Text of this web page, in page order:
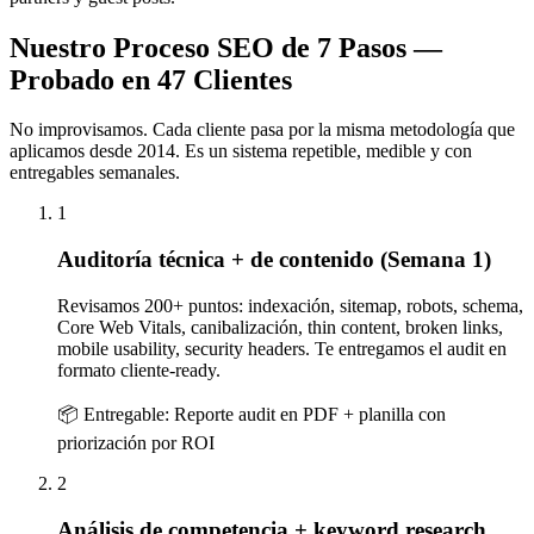
Nuestro Proceso SEO de 7 Pasos —
Probado en 47 Clientes
No improvisamos. Cada cliente pasa por la misma metodología que
aplicamos desde 2014. Es un sistema repetible, medible y con
entregables semanales.
1
Auditoría técnica + de contenido (Semana 1)
Revisamos 200+ puntos: indexación, sitemap, robots, schema,
Core Web Vitals, canibalización, thin content, broken links,
mobile usability, security headers. Te entregamos el audit en
formato cliente-ready.
📦 Entregable: Reporte audit en PDF + planilla con
priorización por ROI
2